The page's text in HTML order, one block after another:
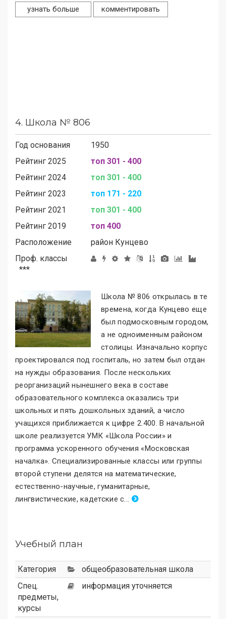
узнать больше комментировать
4. Школа № 806
Год основания
1950
Рейтинг 2025
топ 301 - 400
Рейтинг 2024
топ 301 - 400
Рейтинг 2023
топ 171 - 220
Рейтинг 2021
топ 301 - 400
Рейтинг 2019
топ 400
Расположение
район Кунцево
Проф. классы
***
Школа № 806 открылась в те
времена, когда Кунцево еще
был подмосковным городом,
а не одноименным районом
столицы. Изначально корпус
проектировался под госпиталь, но затем был отдан
на нужды образования. После нескольких
реорганизаций нынешнего века в составе
образовательного комплекса оказались три
школьных и пять дошкольных зданий, а число
учащихся приближается к цифре 2.400. В начальной
школе реализуется УМК «Школа России»и
программа ускоренного обучения «Московская
началка». Специализированные классы или группы
второй ступени делятся на математические,
естественно-научные, гуманитарные,
лингвистические, кадетские с...
Учебный план
Категория
общеобразовательная школа
Спец.
предметы,
курсы
информация уточняется